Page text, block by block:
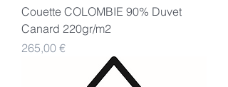
Couette COLOMBIE 90% Duvet
Canard 220gr/m2
Preis
265,00 €